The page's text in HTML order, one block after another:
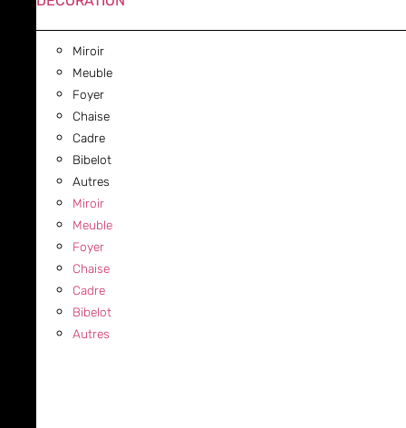
Miroir
Meuble
Foyer
Chaise
Cadre
Bibelot
Autres
Miroir
Meuble
Foyer
Chaise
Cadre
Bibelot
Autres